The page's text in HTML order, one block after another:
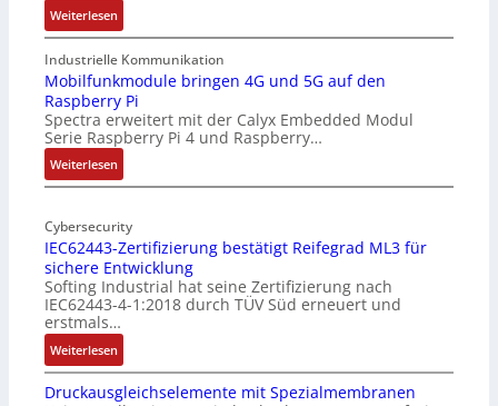
Weiterlesen:
1
9
-
Z
o
l
l
-
n
d
u
s
t
r
i
e
-
Industrielle Kommunikation
Mobilfunkmodule bringen 4G und 5G auf den
Raspberry Pi
Spectra erweitert mit der Calyx Embedded Modul
Serie Raspberry Pi 4 und Raspberry…
Weiterlesen:
M
b
i
l
f
u
n
k
m
o
Cybersecurity
IEC62443-Zertifizierung bestätigt Reifegrad ML3 für
sichere Entwicklung
Softing Industrial hat seine Zertifizierung nach
IEC62443-4-1:2018 durch TÜV Süd erneuert und
erstmals…
Weiterlesen:
I
E
Druckausgleichselemente mit Spezialmembranen